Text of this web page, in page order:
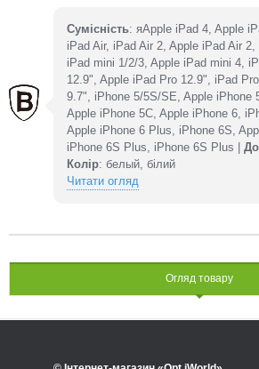
Сумісність: яApple iPad 4, Apple
iPad Air, iPad Air 2, Apple iPad Air
iPad mini 1/2/3, Apple iPad mini 4,
12.9", Apple iPad Pro 12.9", iPad
9.7", iPhone 5/5S/SE, Apple iPhone
Apple iPhone 5C, Apple iPhone 6,
Apple iPhone 6 Plus, iPhone 6S,
iPhone 6S Plus, iPhone 6S Plus |
Колір: белый, білий
Читати огляд
Огляд товару